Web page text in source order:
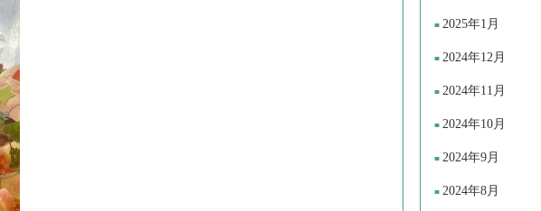
2025年1月
2024年12月
2024年11月
2024年10月
2024年9月
2024年8月